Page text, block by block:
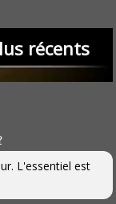
récents
L'essentiel est